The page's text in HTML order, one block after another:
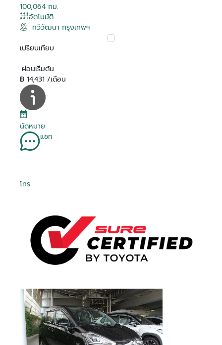
100,064 กม.
อัตโนมัติ
ทวีวัฒนา กรุงเทพฯ
เปรียบเทียบ
ผ่อนเริ่มต้น
฿ 14,431 /เดือน
นัดหมาย
แชท
โทร